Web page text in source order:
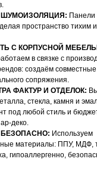
пространство тихим
С КОРПУСНОЙ
в связке с
создаём
сопряжения.
ФАКТУР И ОТДЕЛОК:
стекла, камня и
под любой стиль и
деко.
Используем
материалы: ППУ, МДФ,
гипоаллергенно,